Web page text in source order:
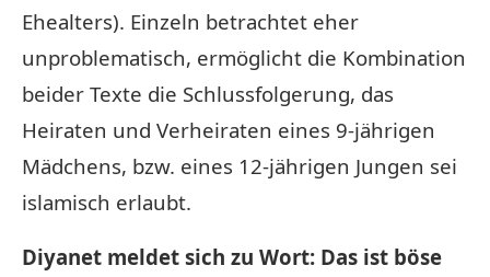
Ehealters). Einzeln betrachtet eher
unproblematisch, ermöglicht die Kombination
beider Texte die Schlussfolgerung, das
Heiraten und Verheiraten eines 9-jährigen
Mädchens, bzw. eines 12-jährigen Jungen sei
islamisch erlaubt.
Diyanet meldet sich zu Wort: Das ist böse